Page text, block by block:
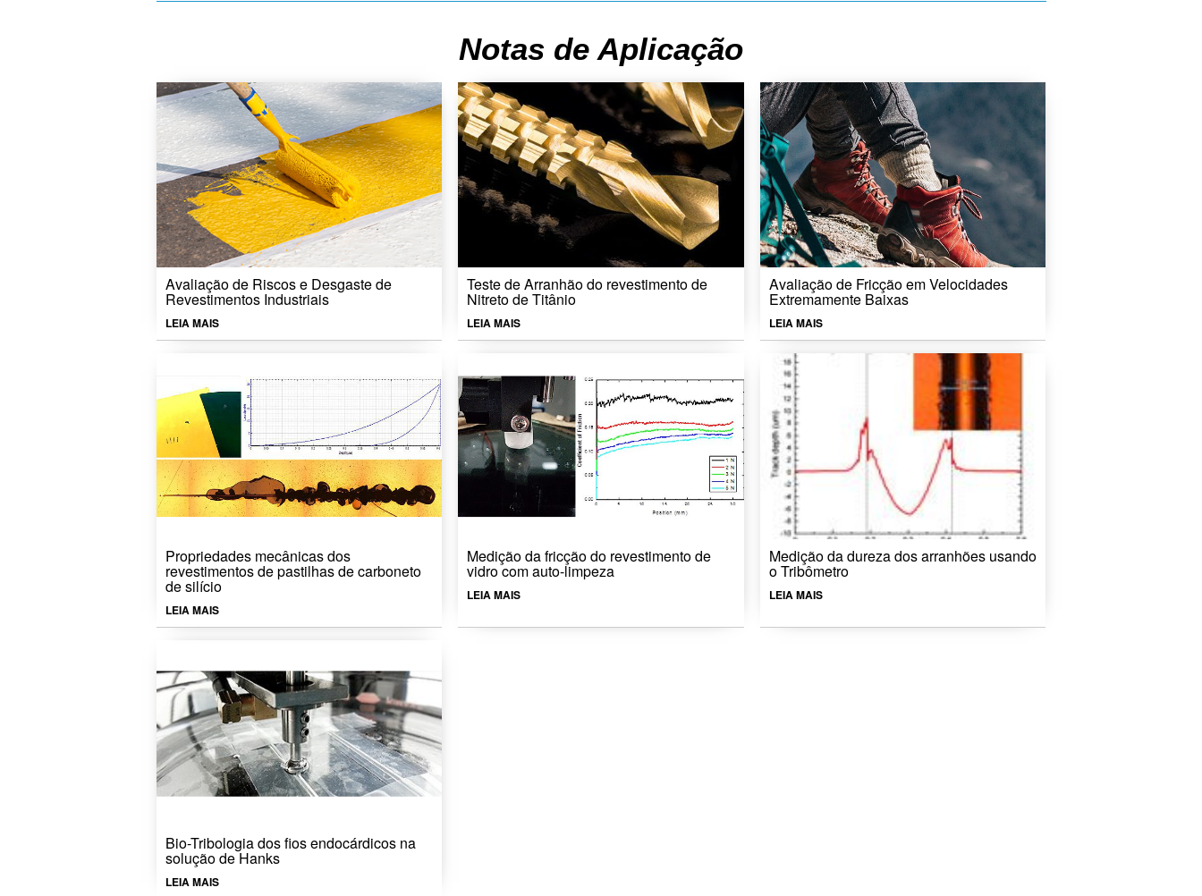
Notas de Aplicação
Avaliação de Riscos e Desgaste de
Revestimentos Industriais
LEIA MAIS
Teste de Arranhão do revestimento de
Nitreto de Titânio
LEIA MAIS
Avaliação de Fricção em Velocidades
Extremamente Baixas
LEIA MAIS
Propriedades mecânicas dos
revestimentos de pastilhas de carboneto
de silício
LEIA MAIS
Medição da fricção do revestimento de
vidro com auto-limpeza
LEIA MAIS
Medição da dureza dos arranhões usando
o Tribômetro
LEIA MAIS
Bio-Tribologia dos fios endocárdicos na
solução de Hanks
LEIA MAIS